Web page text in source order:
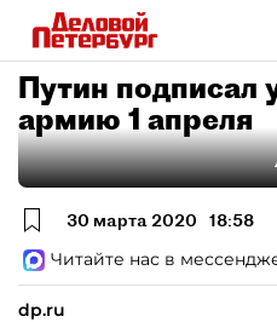
Путин подписал
армию 1 апреля
30 марта 2020 18:58
Читайте нас в
dp.ru